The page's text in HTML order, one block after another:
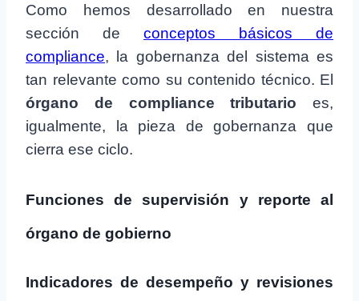
Como hemos desarrollado en nuestra
sección de conceptos básicos de
compliance, la gobernanza del sistema es
tan relevante como su contenido técnico. El
órgano de compliance tributario es,
igualmente, la pieza de gobernanza que
cierra ese ciclo.
Funciones de supervisión y reporte al
órgano de gobierno
Indicadores de desempeño y revisiones